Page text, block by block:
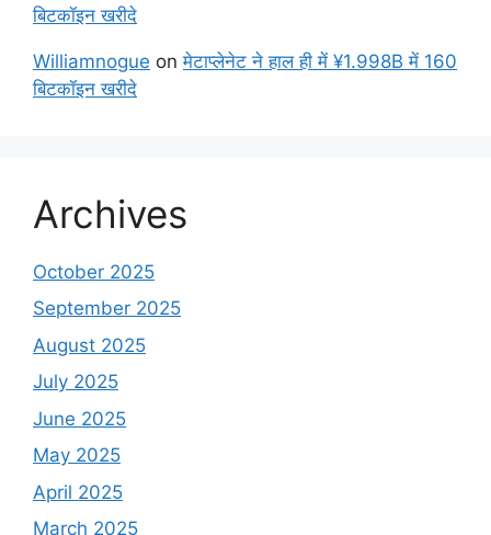
बिटकॉइन खरीदे
Williamnogue onमेटाप्लेनेट ने हाल ही में ¥1.998B में 160
बिटकॉइन खरीदे
Archives
October 2025
September 2025
August 2025
July 2025
June 2025
May 2025
April 2025
March 2025